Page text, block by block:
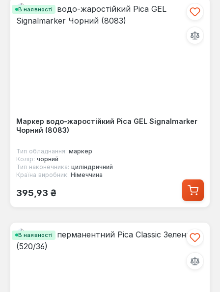
В наявності
Маркер водо-жаростійкий Pica GEL Signalmarker
Чорний (8083)
Тип обладнання: маркер
Колір: чорний
Тип наконечника: циліндричний
Країна виробник: Німеччина
Звичайна ціна:
395,93 ₴
В наявності